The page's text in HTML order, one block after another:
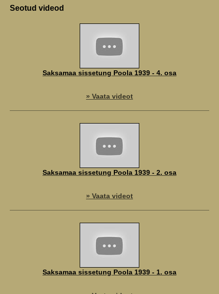
Seotud videod
Saksamaa sissetung Poola 1939 - 4. osa
» Vaata videot
Saksamaa sissetung Poola 1939 - 2. osa
» Vaata videot
Saksamaa sissetung Poola 1939 - 1. osa